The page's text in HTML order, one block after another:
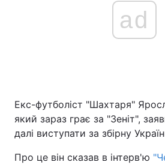
ad
Екс-футболіст "Шахтаря"
який зараз грає за "Зеніт",
далі виступати за збірну
Про це він сказав в інтерв'ю